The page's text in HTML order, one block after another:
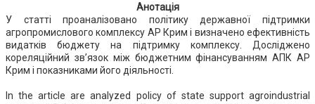
Анотація
У статті проаналізовано політику державної підтримки
агропромислового комплексу АР Крим і визначено ефективність
видатків бюджету на підтримку комплексу. Досліджено
кореляційний зв’язок між бюджетним фінансуванням АПК АР
Крим і показниками його діяльності.
In the article are analyzed policy of state support agroindustrial